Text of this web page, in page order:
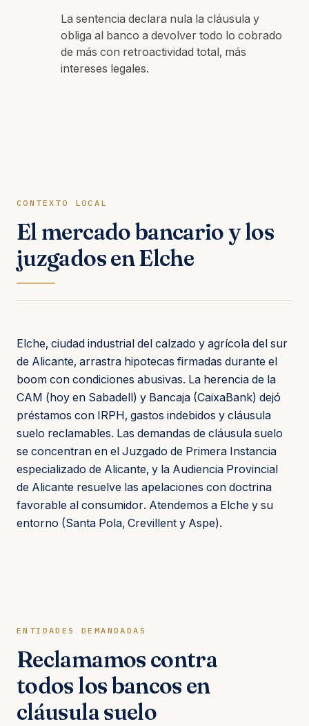
La sentencia declara nula la cláusula y
obliga al banco a devolver todo lo cobrado
de más con retroactividad total, más
intereses legales.
CONTEXTO LOCAL
El mercado bancario y los
juzgados en Elche
Elche, ciudad industrial del calzado y agrícola del sur
de Alicante, arrastra hipotecas firmadas durante el
boom con condiciones abusivas. La herencia de la
CAM (hoy en Sabadell) y Bancaja (CaixaBank) dejó
préstamos con IRPH, gastos indebidos y cláusula
suelo reclamables. Las demandas de cláusula suelo
se concentran en el Juzgado de Primera Instancia
especializado de Alicante, y la Audiencia Provincial
de Alicante resuelve las apelaciones con doctrina
favorable al consumidor. Atendemos a Elche y su
entorno (Santa Pola, Crevillent y Aspe).
ENTIDADES DEMANDADAS
Reclamamos contra
todos los bancos en
cláusula suelo